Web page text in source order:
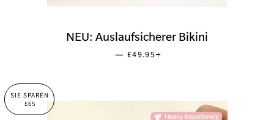
NEU: Auslaufsicherer Bikini
— SONDERPREIS
£49.95
SIE SPAREN
£65